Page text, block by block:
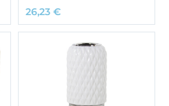
26,23 €